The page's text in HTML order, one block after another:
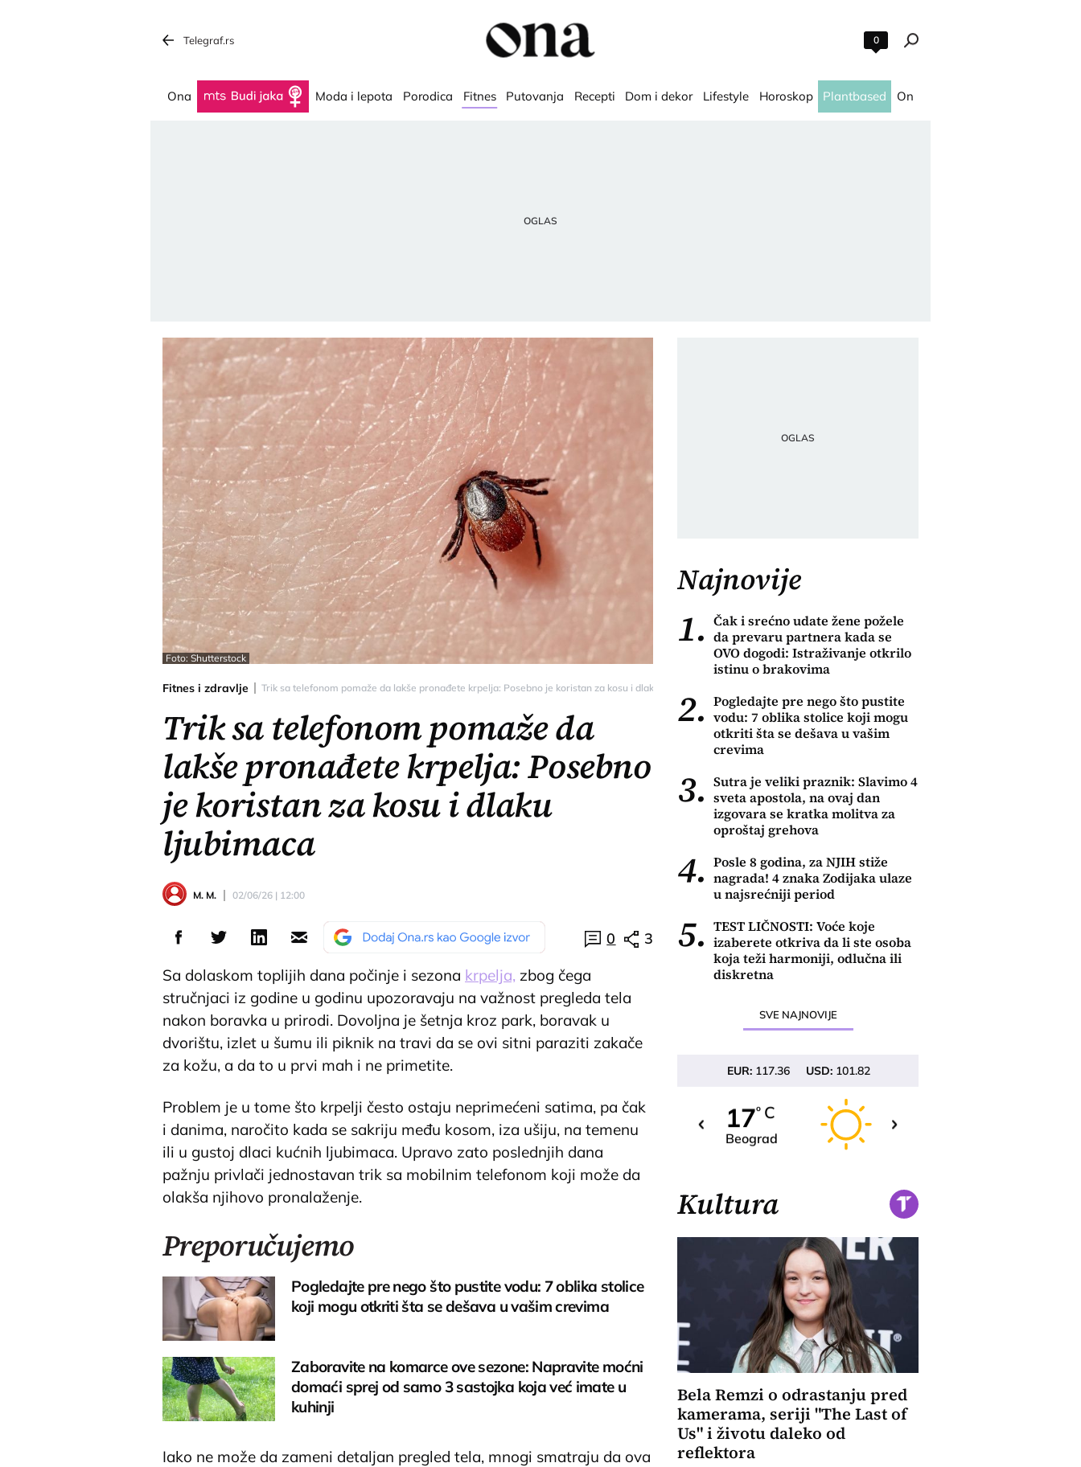
Telegraf.rs 0
Ona Budi jaka Moda i lepota Porodica Fitnes Putovanja Recepti Dom i dekor Lifestyle Horoskop Plantbased On
Foto: Shutterstock
Fitnes i zdravlje Trik sa telefonom pomaže da lakše pronađete krpelja: Posebno je koristan za kosu i dlaku ljubimaca - Ona.rs
Trik sa telefonom pomaže da
lakše pronađete krpelja: Posebno
je koristan za kosu i dlaku
ljubimaca
M. M. 02/06/26 | 12:00
0 3
Sa dolaskom toplijih dana počinje i sezona krpelja, zbog čega
stručnjaci iz godine u godinu upozoravaju na važnost pregleda tela
nakon boravka u prirodi. Dovoljna je šetnja kroz park, boravak u
dvorištu, izlet u šumu ili piknik na travi da se ovi sitni paraziti zakače
za kožu, a da to u prvi mah i ne primetite.
Problem je u tome što krpelji često ostaju neprimećeni satima, pa čak
i danima, naročito kada se sakriju među kosom, iza ušiju, na temenu
ili u gustoj dlaci kućnih ljubimaca. Upravo zato poslednjih dana
pažnju privlači jednostavan trik sa mobilnim telefonom koji može da
olakša njihovo pronalaženje.
Preporučujemo
Pogledajte pre nego što pustite vodu: 7 oblika stolice
koji mogu otkriti šta se dešava u vašim crevima
Zaboravite na komarce ove sezone: Napravite moćni
domaći sprej od samo 3 sastojka koja već imate u
kuhinji
Iako ne može da zameni detaljan pregled tela, mnogi smatraju da ova
Najnovije
1. Čak i srećno udate žene požele
da prevaru partnera kada se
OVO dogodi: Istraživanje otkrilo
istinu o brakovima
2. Pogledajte pre nego što pustite
vodu: 7 oblika stolice koji mogu
otkriti šta se dešava u vašim
crevima
3. Sutra je veliki praznik: Slavimo 4
sveta apostola, na ovaj dan
izgovara se kratka molitva za
oproštaj grehova
4. Posle 8 godina, za NJIH stiže
nagrada! 4 znaka Zodijaka ulaze
u najsrećniji period
5. TEST LIČNOSTI: Voće koje
izaberete otkriva da li ste osoba
koja teži harmoniji, odlučna ili
diskretna
SVE NAJNOVIJE
EUR: 117.36 USD: 101.82
16o C
Priština
17o C
Beograd
Kultura
Bela Remzi o odrastanju pred
kamerama, seriji "The Last of
Us" i životu daleko od
reflektora